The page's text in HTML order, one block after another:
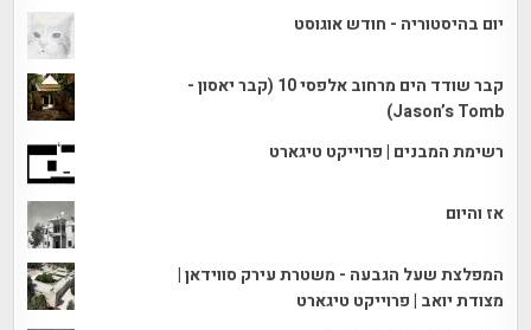
יום בהיסטוריה - חודש אוגוסט
קבר שודד הים מרחוב אלפסי 10 (קבר יאסון -
Jason’s Tomb)
רשימת המבנים | פרוייקט טיגארט
אז והיום
המפלצת שעל הגבעה - משטרת עירק סווידאן |
מצודת יואב | פרוייקט טיגארט